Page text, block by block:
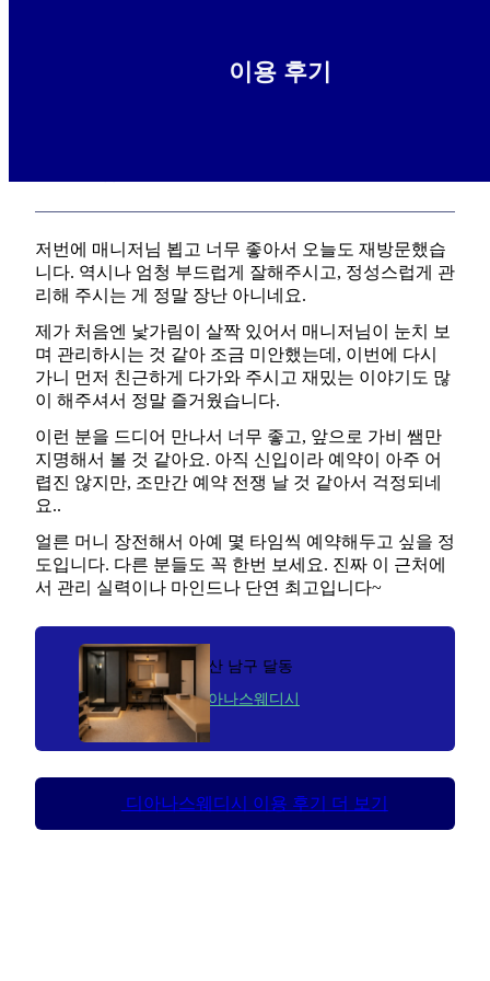
이용 후기
저번에 매니저님 뵙고 너무 좋아서 오늘도 재방문했습
니다. 역시나 엄청 부드럽게 잘해주시고, 정성스럽게 관
리해 주시는 게 정말 장난 아니네요.
제가 처음엔 낯가림이 살짝 있어서 매니저님이 눈치 보
며 관리하시는 것 같아 조금 미안했는데, 이번에 다시
가니 먼저 친근하게 다가와 주시고 재밌는 이야기도 많
이 해주셔서 정말 즐거웠습니다.
이런 분을 드디어 만나서 너무 좋고, 앞으로 가비 쌤만
지명해서 볼 것 같아요. 아직 신입이라 예약이 아주 어
렵진 않지만, 조만간 예약 전쟁 날 것 같아서 걱정되네
요..
얼른 머니 장전해서 아예 몇 타임씩 예약해두고 싶을 정
도입니다. 다른 분들도 꼭 한번 보세요. 진짜 이 근처에
서 관리 실력이나 마인드나 단연 최고입니다~
울산 남구 달동
디아나스웨디시
디아나스웨디시 이용 후기 더 보기